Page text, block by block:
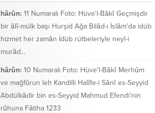
hârûn: 11 Numaralı Foto: Hüve'l-Bâkî Geçmişdir
bir âlî-mülk başı Hurşid Ağa Bilâd-ı İslâm'da idüb
hizmet her zamân İdüb rütbeleriyle neyl-i
murâd...
hârûn: 10 Numaralı Foto: Hüve'l-Bâkî Merhûm
ve mağfûrun leh Kandilli Halîfe-i Sânî es-Seyyid
Abdülkâdir bin es-Seyyid Mahmud Efendi'nin
rûhuna Fâtiha 1233